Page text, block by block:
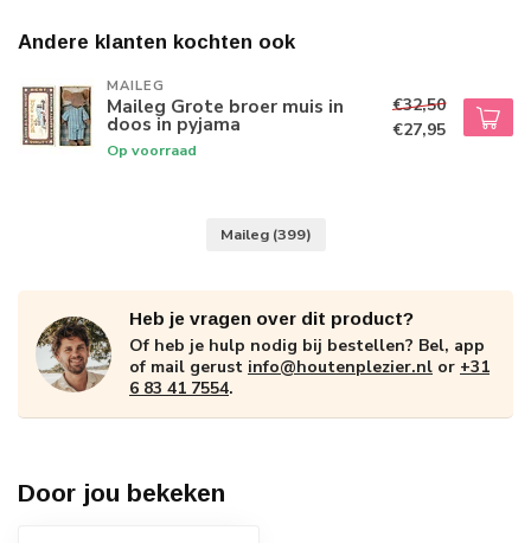
Andere klanten kochten ook
MAILEG
Maileg Grote broer muis in
doos in pyjama
Op voorraad
€32,50
€27,95
Maileg (399)
Heb je vragen over dit product?
Of heb je hulp nodig bij bestellen? Bel, app
of mail gerust info@houtenplezier.nl or +31
6 83 41 7554.
Door jou bekeken